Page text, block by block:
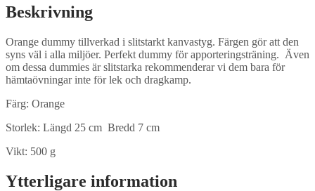
Beskrivning
Orange dummy tillverkad i slitstarkt kanvastyg. Färgen gör att den
syns väl i alla miljöer. Perfekt dummy för apporteringsträning. Även
om dessa dummies är slitstarka rekommenderar vi dem bara för
hämtaövningar inte för lek och dragkamp.
Färg: Orange
Storlek: Längd 25 cm Bredd 7 cm
Vikt: 500 g
Ytterligare information